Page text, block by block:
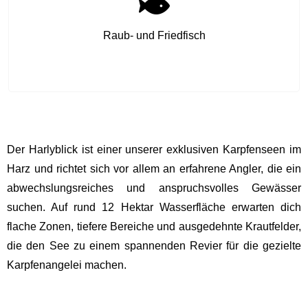
Raub- und Friedfisch
Der Harlyblickist einer unserer exklusiven Karpfenseen im
Harz und richtet sich vor allem an erfahrene Angler, die ein
abwechslungsreiches und anspruchsvolles Gewässer
suchen. Auf rund 12 Hektar Wasserflächeerwarten dich
flache Zonen, tiefere Bereiche und ausgedehnte Krautfelder,
die den See zu einem spannenden Revier für die gezielte
Karpfenangelei machen.